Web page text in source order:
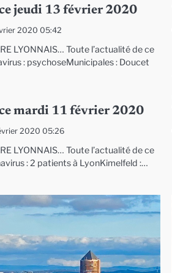
jeudi 13 février 2020
2020 05:42
LYONNAIS… Toute l’actualité de ce
: psychoseMunicipales : Doucet
mardi 11 février 2020
2020 05:26
LYONNAIS… Toute l’actualité de ce
: 2 patients à LyonKimelfeld :…